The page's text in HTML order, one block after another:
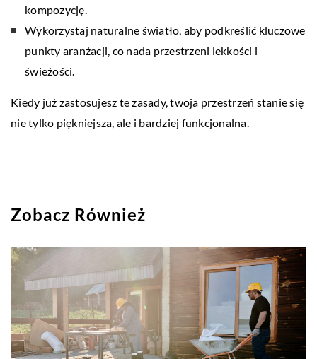
kompozycję.
Wykorzystaj naturalne światło, aby podkreślić kluczowe
punkty aranżacji, co nada przestrzeni lekkości i
świeżości.
Kiedy już zastosujesz te zasady, twoja przestrzeń stanie się
nie tylko piękniejsza, ale i bardziej funkcjonalna.
Zobacz Również